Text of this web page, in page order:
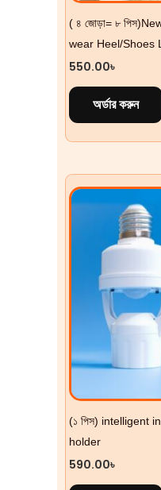
( ৪ জোড়া= ৮
wear Heel/Shoes
550.00৳
অর্ডার করুন
(১ পিস) intelligent
holder
590.00৳